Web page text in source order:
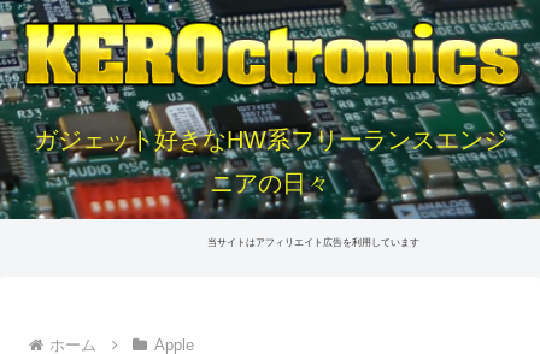
ガジェット好きなHW系フリーランスエンジ
ニアの日々
当サイトはアフィリエイト広告を利用しています
ホーム Apple